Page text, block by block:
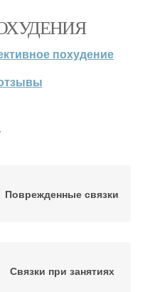
похудение
Поврежденные связки
Связки при занятиях